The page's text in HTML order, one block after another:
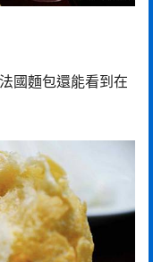
國麵包還能看到在